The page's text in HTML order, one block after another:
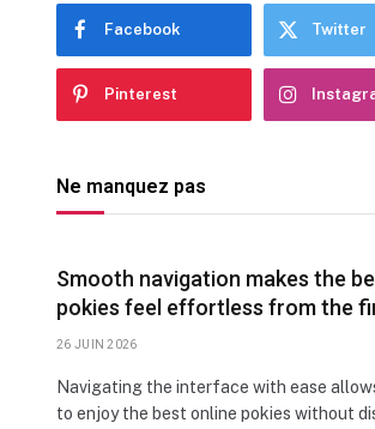
Facebook Twitter
Pinterest
Ne manquez pas
Smooth navigation makes the
pokies feel effortless from the
26 JUIN 2026
Navigating the interface with ease
to enjoy the best online pokies without